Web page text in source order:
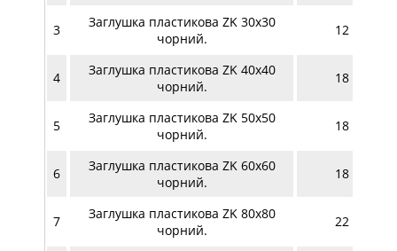
3
Заглушка пластикова ZK 30х30
чорний.
12 мм
4
Заглушка пластикова ZK 40х40
чорний.
18 мм
5
Заглушка пластикова ZK 50х50
чорний.
18 мм
6
Заглушка пластикова ZK 60х60
чорний.
18 мм
7
Заглушка пластикова ZK 80х80
чорний.
22 мм